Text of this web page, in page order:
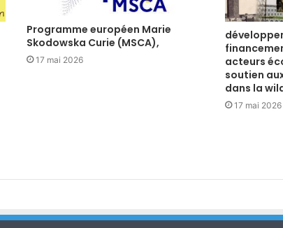
Programme européen Marie
Skodowska Curie (MSCA),
17 mai 2026
acteurs
soutien
dans la
17 mai 2026